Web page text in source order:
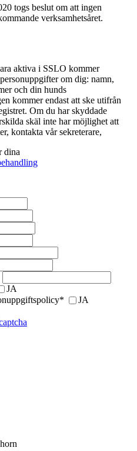
togs beslut om att ingen
verksamhetsåret.
aktiva i SSLO kommer
om dig: namn,
och din hunds
kommer endast att ske utifrån
Om du har skyddade
skäl inte har möjlighet att
kontakta vår sekreterare,
dina
JA
*
JA